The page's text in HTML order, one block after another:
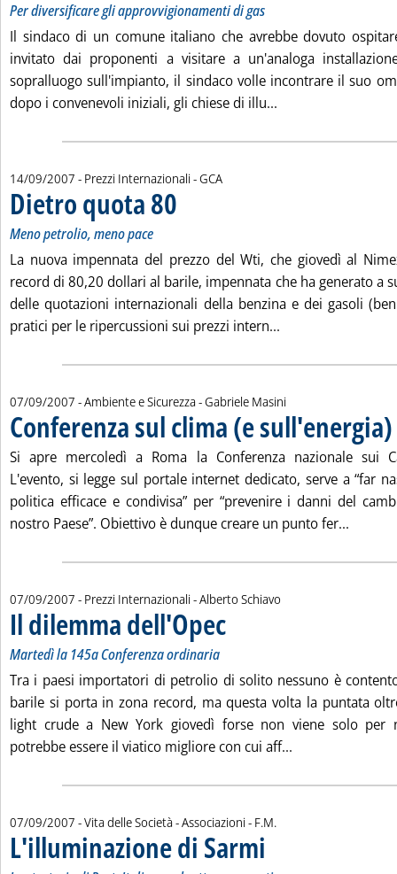
Per diversificare gli approvvigionamenti di gas
Il sindaco di un comune italiano che avrebbe dovuto
invitato dai proponenti a visitare a un'analoga
sopralluogo sull'impianto, il sindaco volle incontrare il suo
dopo i convenevoli iniziali, gli chiese di illu...
14/09/2007 - Prezzi Internazionali -di:
GCA
Dietro quota 80
Meno petrolio, meno pace
La nuova impennata del prezzo del Wti, che giovedì al
record di 80,20 dollari al barile, impennata che ha generato a
delle quotazioni internazionali della benzina e dei gasoli
pratici per le ripercussioni sui prezzi intern...
07/09/2007 - Ambiente e Sicurezza -di:
Gabriele Masini
Conferenza sul clima (e sull'energia)
Si apre mercoledì a Roma la Conferenza nazionale sui
L'evento, si legge sul portale internet dedicato, serve a “far
politica efficace e condivisa” per “prevenire i danni del
nostro Paese”. Obiettivo è dunque creare un punto fer...
07/09/2007 - Prezzi Internazionali -di:
Alberto Schiavo
Il dilemma dell'Opec
Martedì la 145a Conferenza ordinaria
Tra i paesi importatori di petrolio di solito nessuno è
barile si porta in zona record, ma questa volta la puntata
light crude a New York giovedì forse non viene solo per
potrebbe essere il viatico migliore con cui aff...
07/09/2007 - Vita delle Società - Associazioni - di:
F.M.
L'illuminazione di Sarmi